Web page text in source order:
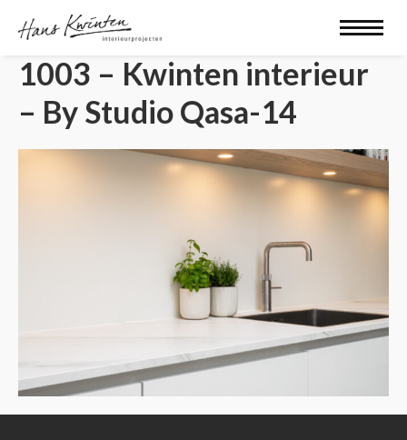
1003 – Kwinten interieur
– By Studio Qasa-14